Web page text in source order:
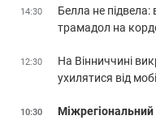
14:30
Белла не підвела:
трамадол на
12:30
На Вінниччині
ухилятися від
10:30